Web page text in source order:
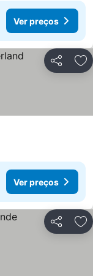
Ver preços
Partilhar
Ver preços
Partilhar